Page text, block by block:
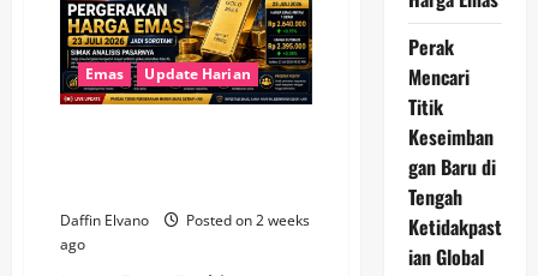
Jadi
Sorotan,
Begini
Kondisi
Pasar
Terkini
Emas Update Harian
Daffin Elvano
Posted on 2 weeks
ago
Perak
Mencari
Titik
Keseimban
gan Baru di
Tengah
Ketidakpast
ian Global